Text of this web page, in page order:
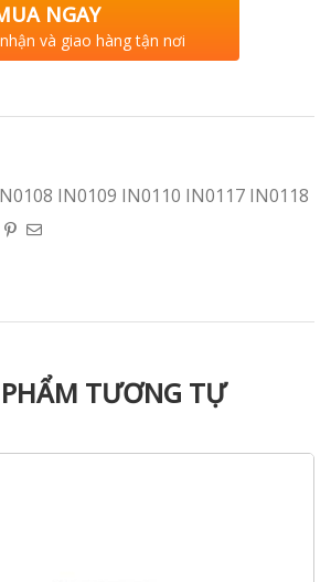
NGAY
và giao hàng tận nơi
IN0109 IN0110 IN0117 IN0118
TƯƠNG TỰ